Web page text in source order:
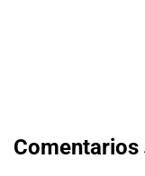
Comentarios